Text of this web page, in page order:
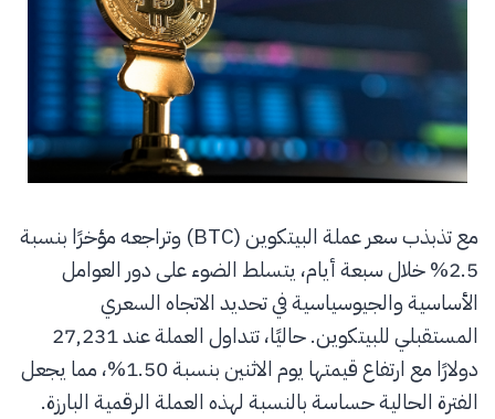
مع تذبذب سعر عملة البيتكوين (BTC) وتراجعه مؤخرًا بنسبة
2.5% خلال سبعة أيام، يتسلط الضوء على دور العوامل
الأساسية والجيوسياسية في تحديد الاتجاه السعري
المستقبلي للبيتكوين. حاليًا، تتداول العملة عند 27,231
دولارًا مع ارتفاع قيمتها يوم الاثنين بنسبة 1.50%، مما يجعل
الفترة الحالية حساسة بالنسبة لهذه العملة الرقمية البارزة.